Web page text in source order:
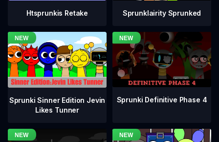
Htsprunkis Retake Sprunklairity Sprunked
Sprunki Sinner Edition Jevin
Likes Tunner
Sprunki Definitive Phase 4